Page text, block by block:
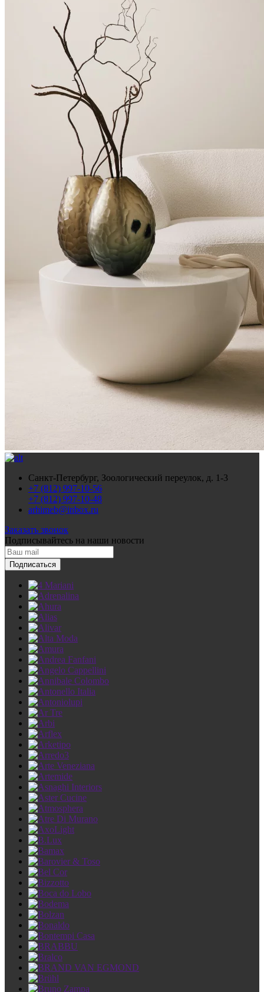
Санкт-Петербург, Зоологический переулок, д. 1-3
+7 (812) 997-10-56
+7 (812) 997-10-48
arhimeb@inbox.ru
Заказать звонок
Подписывайтесь на наши новости